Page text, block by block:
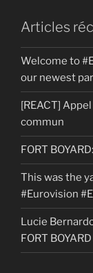
Articles
Welcome to
our newest
[REACT]
commun
FORT
This was the
#Eurovision
Lucie
FORT